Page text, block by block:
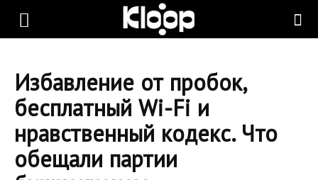
KLOOP.KG
Новости
Избавление от пробок,
бесплатный Wi-Fi и
нравственный кодекс. Что
обещали партии